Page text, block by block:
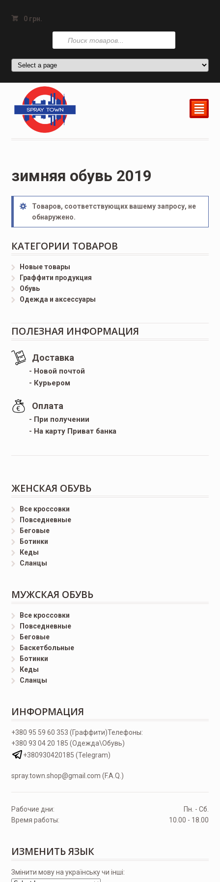
0 грн.
Поиск
товаров
²
зимняя обувь 2019
Товаров, соответствующих вашему запросу, не
обнаружено.
КАТЕГОРИИ ТОВАРОВ
Новые товары
Граффити продукция
Обувь
Одежда и аксессуары
ПОЛЕЗНАЯ ИНФОРМАЦИЯ
Доставка
- Новой почтой
- Курьером
Оплата
- При получении
- На карту Приват банка
ЖЕНСКАЯ ОБУВЬ
Все кроссовки
Повседневные
Беговые
Ботинки
Кеды
Сланцы
МУЖСКАЯ ОБУВЬ
Все кроссовки
Повседневные
Беговые
Баскетбольные
Ботинки
Кеды
Сланцы
ИНФОРМАЦИЯ
Телефоны:
+380 95 59 60 353 (Граффити)
+380 93 04 20 185 (Одежда\Обувь)
+380930420185 (Telegram)
spray.town.shop@gmail.com (F.A.Q.)
Рабочие дни:
Пн. - Сб.
Время работы:
10.00 - 18.00
ИЗМЕНИТЬ ЯЗЫК
Змінити мову на українську чи інші: